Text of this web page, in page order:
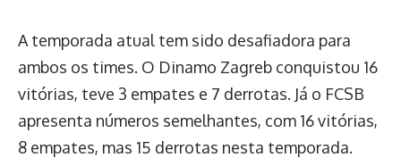
A temporada atual tem sido desafiadora para
ambos os times. O Dinamo Zagreb conquistou 16
vitórias, teve 3 empates e 7 derrotas. Já o FCSB
apresenta números semelhantes, com 16 vitórias,
8 empates, mas 15 derrotas nesta temporada.